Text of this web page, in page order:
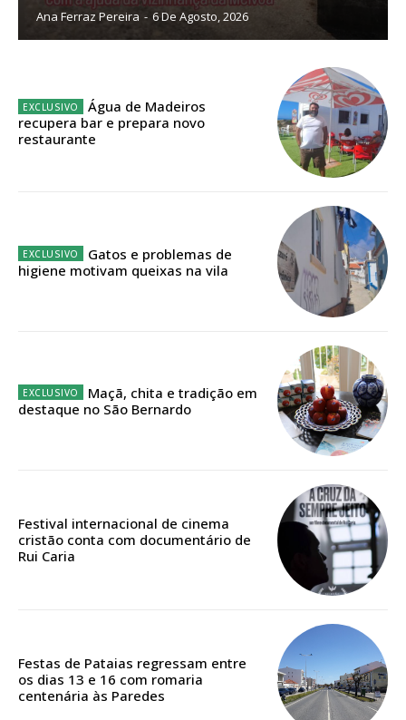
Sendo assinante terá acesso a todos os conteúdos exclusivos e versões
12 meses
Edição em papel entregue à Quinta-feira em sua
Acesso ao conteúdo online
Acesso aos conteúdos Exclusivos para
16€
Ana Ferraz Pereira - 6 De Agosto, 2026
Água de Madeiros
recupera bar e prepara novo
restaurante
Gatos e problemas de
higiene motivam queixas na vila
Maçã, chita e tradição em
destaque no São Bernardo
Festival internacional de cinema
cristão conta com documentário de
Rui Caria
Festas de Pataias regressam entre
os dias 13 e 16 com romaria
centenária às Paredes